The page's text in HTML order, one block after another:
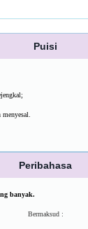
Puisi
Peribahasa
banyak.
Bermaksud :